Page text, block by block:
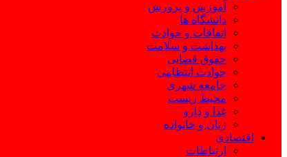
آموزش و پرورش
دانشگاه ها
اتفاقات و حوادث
بهداشت و سلامت
حقوق قضایی
حوادث انتظامی
جامعه شهری
محیط زیست
غذا و دارو
زنان و خانواده
اقتصادی
ارتباطات